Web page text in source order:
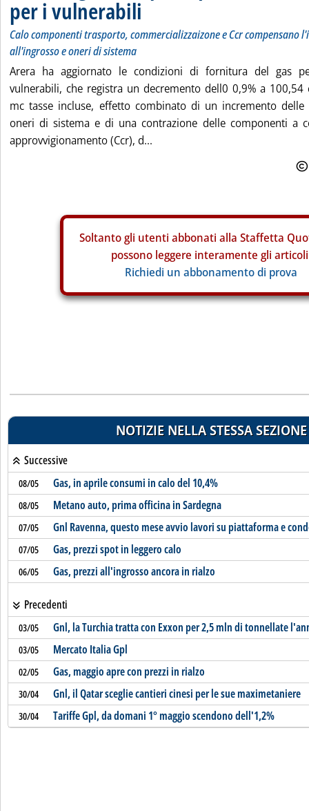
per i vulnerabili
Calo componenti trasporto, commercializzaizone e Ccr compensano
all'ingrosso e oneri di sistema
Arera ha aggiornato le condizioni di fornitura del gas
vulnerabili, che registra un decremento dell0 0,9% a
mc tasse incluse, effetto combinato di un incremento
oneri di sistema e di una contrazione delle componenti a
approvvigionamento (Ccr), d...
Soltanto gli utenti abbonati alla Staffetta
possono leggere interamente gli
Richiedi un abbonamento di prova
NOTIZIE NELLA STESSA SEZIONE
Successive
08/05 Gas, in aprile consumi in calo del 10,4%
08/05 Metano auto, prima officina in Sardegna
07/05 Gnl Ravenna, questo mese avvio lavori su piattaforma e
07/05 Gas, prezzi spot in leggero calo
06/05 Gas, prezzi all'ingrosso ancora in rialzo
Precedenti
03/05 Gnl, la Turchia tratta con Exxon per 2,5 mln di tonnellate
03/05 Mercato Italia Gpl
02/05 Gas, maggio apre con prezzi in rialzo
30/04 Gnl, il Qatar sceglie cantieri cinesi per le sue maximetaniere
30/04 Tariffe Gpl, da domani 1° maggio scendono dell'1,2%